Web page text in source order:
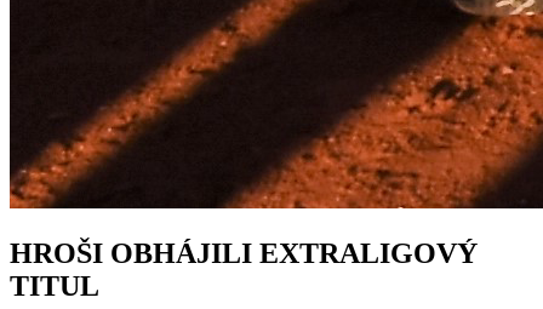
HROŠI OBHÁJILI EXTRALIGOVÝ
TITUL